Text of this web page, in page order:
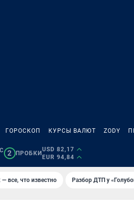
ГОРОСКОП КУРСЫ ВАЛЮТ ZODY
2 ПРОБКИ
USD 82,17
EUR 94,84
все, что известно Разбор ДТП у